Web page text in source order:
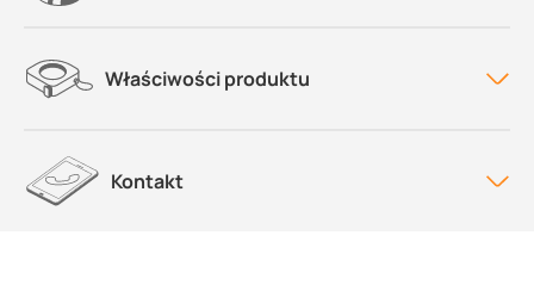
Właściwości produktu
Kontakt